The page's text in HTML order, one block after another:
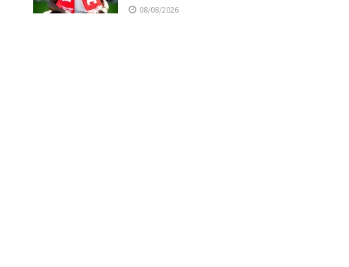
08/08/2026